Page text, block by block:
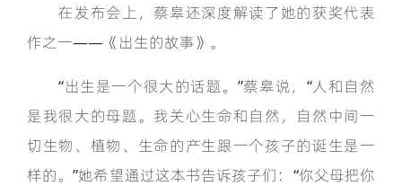
在发布会上，蔡皋还深度解读了她的获奖代表
作之一——《出生的故事》。
“出生是一个很大的话题。”蔡皋说，“人和自然
是我很大的母题。我关心生命和自然，自然中间一
切生物、植物、生命的产生跟一个孩子的诞生是一
样的。”她希望通过这本书告诉孩子们：“你父母把你